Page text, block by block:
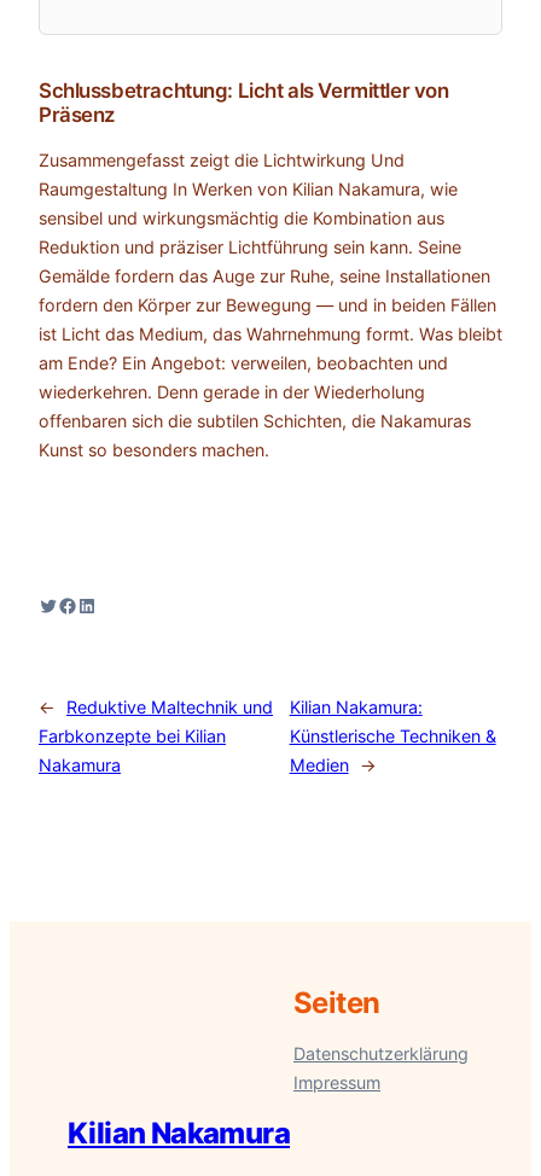
Schlussbetrachtung: Licht als Vermittler von
Präsenz
Zusammengefasst zeigt die Lichtwirkung Und
Raumgestaltung In Werken von Kilian Nakamura, wie
sensibel und wirkungsmächtig die Kombination aus
Reduktion und präziser Lichtführung sein kann. Seine
Gemälde fordern das Auge zur Ruhe, seine Installationen
fordern den Körper zur Bewegung — und in beiden Fällen
ist Licht das Medium, das Wahrnehmung formt. Was bleibt
am Ende? Ein Angebot: verweilen, beobachten und
wiederkehren. Denn gerade in der Wiederholung
offenbaren sich die subtilen Schichten, die Nakamuras
Kunst so besonders machen.
Twitter
Facebook
LinkedIn
←
Reduktive Maltechnik und
Farbkonzepte bei Kilian
Nakamura
Kilian Nakamura:
Künstlerische Techniken &
Medien
→
Kilian Nakamura
Seiten
Datenschutzerklärung
Impressum